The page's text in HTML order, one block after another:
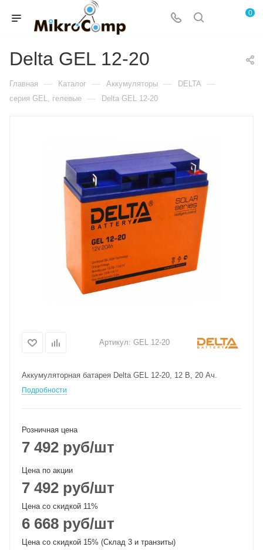
0
Delta GEL 12-20
Главная — Каталог — Аккумуляторы — DELTA —
серия GEL, гелевые — Delta GEL 12-20
Артикул: GEL 12-20
Аккумуляторная батарея Delta GEL 12-20, 12 В, 20 Ач.
Подробности
Розничная цена
7 492 руб/шт
Цена по акции
7 492 руб/шт
Цена со скидкой 11%
6 668 руб/шт
Цена со скидкой 15% (Склад 3 и транзиты)